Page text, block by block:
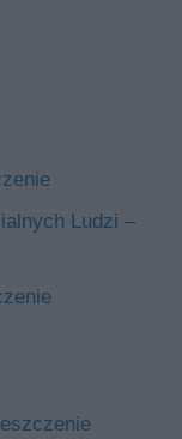
Ludzi –